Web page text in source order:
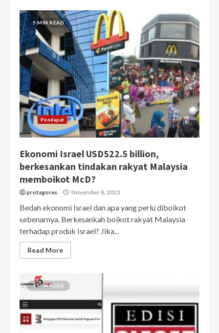
5 MIN READ
Pendapat
Ekonomi Israel USD522.5 billion,
berkesankan tindakan rakyat Malaysia
memboikot McD?
protagoras November 8, 2023
Bedah ekonomi Israel dan apa yang perlu diboikot
sebenarnya. Berkesankah boikot rakyat Malaysia
terhadap produk Israel? Jika...
Read More
1 MIN READ